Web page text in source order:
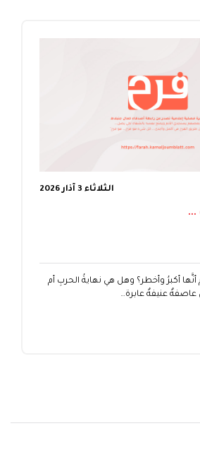
الثلاثاء 3 آذار 2026
...
أكبرُ وأخطر؟ وهل هي نهايةُ الحربِ أم
عنيفةٌ عابرة…